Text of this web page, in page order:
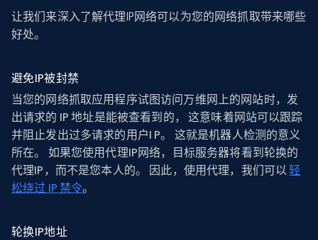
让我们来深入了解代理IP网络可以为您的网络抓取带来哪些
好处。
避免IP被封禁
当您的网络抓取应用程序试图访问万维网上的网站时，发
出请求的 IP 地址是能被查看到的， 这意味着网站可以跟踪
并阻止发出过多请求的用户I P。 这就是机器人检测的意义
所在。 如果您使用代理IP网络，目标服务器将看到轮换的
代理IP，而不是您本人的。 因此，使用代理，我们可以轻
松绕过 IP 禁令。
轮换IP地址